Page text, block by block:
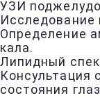
УЗИ
Исследование
Определение
кала.
Липидный
Консультация
состояния